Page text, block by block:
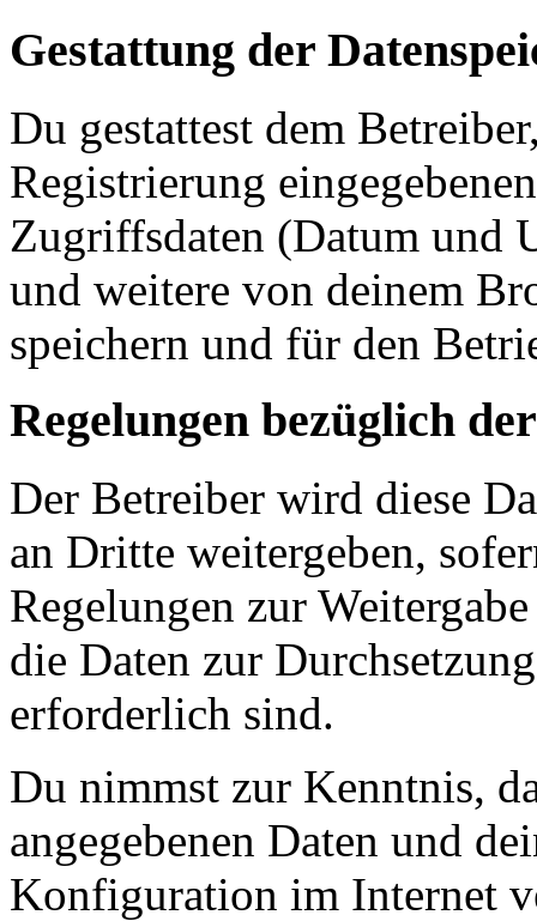
Gestattung der
Du gestattest dem
Registrierung
Zugriffsdaten (Datum und
und weitere von deinem
speichern und für den
Regelungen bezüglich
Der Betreiber wird diese
an Dritte weitergeben,
Regelungen zur
die Daten zur
erforderlich sind.
Du nimmst zur Kenntnis,
angegebenen Daten und
Konfiguration im Internet